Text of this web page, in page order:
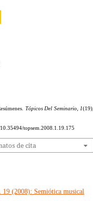
Tópicos Del Seminario, 1(19),
topsem.2008.1.19.175
de cita
19 (2008): Semiótica musical